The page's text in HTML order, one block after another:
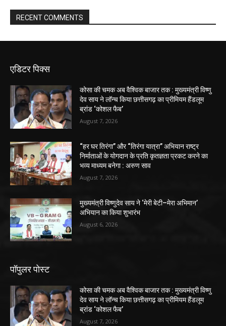
RECENT COMMENTS
एडिटर पिक्स
कोसा की चमक अब वैश्विक बाजार तक : मुख्यमंत्री विष्णु
देव साय ने लॉन्च किया छत्तीसगढ़ का प्रीमियम हैंडलूम
ब्रांड ‘कोशल फैब’
August 7, 2026
“हर घर तिरंगा” और “तिरंगा यात्रा” अभियान राष्ट्र
निर्माताओं के योगदान के प्रति कृतज्ञता प्रकट करने का
भव्य माध्यम बनेगा : अरुण साव
August 7, 2026
मुख्यमंत्री विष्णुदेव साय ने ‘मेरी बेटी–मेरा अभिमान’
अभियान का किया शुभारंभ
August 6, 2026
पॉपुलर पोस्ट
कोसा की चमक अब वैश्विक बाजार तक : मुख्यमंत्री विष्णु
देव साय ने लॉन्च किया छत्तीसगढ़ का प्रीमियम हैंडलूम
ब्रांड ‘कोशल फैब’
August 7, 2026